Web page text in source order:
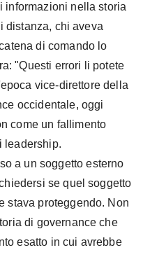
informazioni nella storia
distanza, chi aveva
di comando lo
"Questi errori li potete
vice-direttore della
occidentale, oggi
come un fallimento
leadership.
a un soggetto esterno
se quel soggetto
stava proteggendo. Non
di governance che
esatto in cui avrebbe